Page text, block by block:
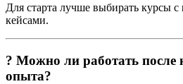
Для старта лучше выбирать курсы
кейсами.
? Можно ли работать после
опыта?